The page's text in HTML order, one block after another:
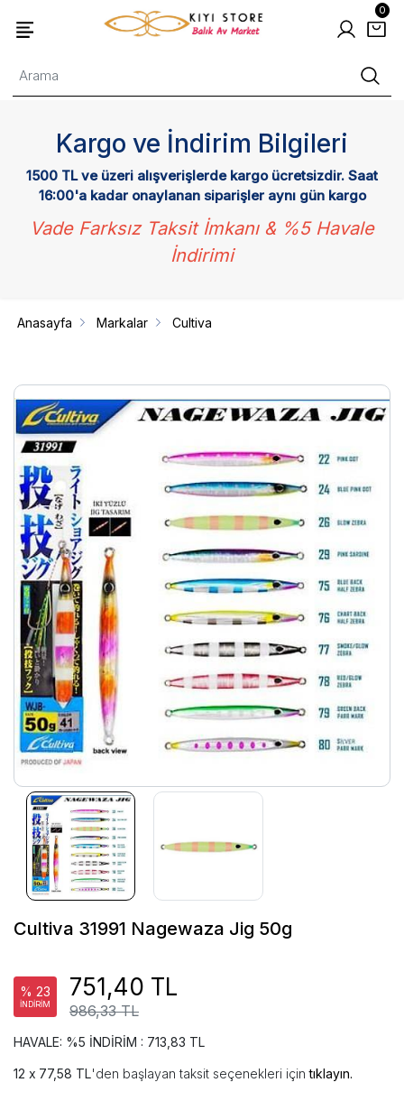
0
Kargo ve İndirim Bilgileri
1500 TL ve üzeri alışverişlerde kargo ücretsizdir. Saat
16:00'a kadar onaylanan siparişler aynı gün kargo
Vade Farksız Taksit İmkanı & %5 Havale
İndirimi
Anasayfa Markalar Cultiva
Cultiva 31991 Nagewaza Jig 50g
% 23
İNDİRİM 986,33 TL
751,40 TL
HAVALE: %5 İNDİRİM : 713,83 TL
77,58 TL'den başlayan taksit seçenekleri içintıklayın.